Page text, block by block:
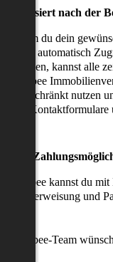
passiert nach der
du dein
sofort automatisch
kannst alle
Flatbee
nutzen
Kontaktformulare
Flatbee kannst du
und
Flatbee-Team